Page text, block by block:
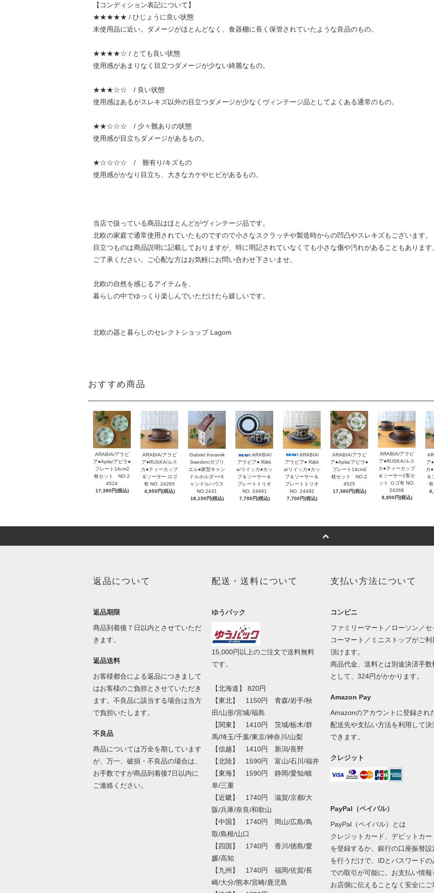
【コンディション表記について】
★★★★★ / ひじょうに良い状態
未使用品に近い。ダメージがほとんどなく、食器棚に長く保管されていたような良品のもの。
★★★★☆ / とても良い状態
使用感があまりなく目立つダメージが少ない綺麗なもの。
★★★☆☆ / 良い状態
使用感はあるがスレキズ以外の目立つダメージが少なくヴィンテージ品としてよくある通常のもの。
★★☆☆☆ / 少々難ありの状態
使用感が目立ちダメージがあるもの。
★☆☆☆☆ / 難有り/キズもの
使用感がかなり目立ち、大きなカケやヒビがあるもの。
当店で扱っている商品はほとんどがヴィンテージ品です。
北欧の家庭で通常使用されていたものですので小さなスクラッチや製造時からの凹凸やスレキズもございます。
目立つものは商品説明に記載しておりますが、特に明記されていなくても小さな傷や汚れがあることもあります
ご了承ください。ご心配な方はお気軽にお問い合わせ下さいませ。
北欧の自然を感じるアイテムを、
暮らしの中でゆっくり楽しんでいただけたら嬉しいです。
北欧の器と暮らしのセレクトショップ Lagom
おすすめ商品
ARABIA/アラビ
ア●Apila/アピラ●
プレート14cm2
枚セット NO.2
4524
17,380円(税込)
ARABIA/アラビ
ア●RUSKA/ルス
カ●ティーカップ
＆ソーサー ロゴ
有 NO. 24265
4,950円(税込)
Gabriel Keramik
Sweden/ガブリ
エル●家型キャン
ドルホルダー/キ
ャンドルハウス
NO.2431
18,150円(税込)
ARABIA/
アラビア● Riikk
a/リイッカ●カッ
プ＆ソーサー＆
プレートトリオ
NO. 24491
7,700円(税込)
ARABIA/
アラビア● Riikk
a/リイッカ●カッ
プ＆ソーサー＆
プレートトリオ
NO. 24492
7,700円(税込)
ARABIA/アラビ
ア●Apila/アピラ●
プレート14cm2
枚セット NO.2
4525
17,380円(税込)
ARABIA/アラビ
ア●RUSKA/ルス
カ●ティーカップ
＆ソーサー2客セ
ット ロゴ有 NO.
24268
8,800円(税込)
ア
カ
＆
返品について
返品期限
商品到着後７日以内とさせていただ
きます。
返品送料
お客様都合による返品につきまして
はお客様のご負担とさせていただき
ます。不良品に該当する場合は当方
で負担いたします。
不良品
商品については万全を期しています
が、万一、破損・不良品の場合は、
お手数ですが商品到着後7日以内に
ご連絡ください。
配送・送料について
ゆうパック
15,000円以上のご注文で送料無料
です。
【北海道】 820円
【東北】 1150円 青森/岩手/秋
田/山形/宮城/福島
【関東】 1410円 茨城/栃木/群
馬/埼玉/千葉/東京/神奈川/山梨
【信越】 1410円 新潟/長野
【北陸】 1590円 富山/石川/福井
【東海】 1590円 静岡/愛知/岐
阜/三重
【近畿】 1740円 滋賀/京都/大
阪/兵庫/奈良/和歌山
【中国】 1740円 岡山/広島/鳥
取/島根/山口
【四国】 1740円 香川/徳島/愛
媛/高知
【九州】 1740円 福岡/佐賀/長
崎/大分/熊本/宮崎/鹿児島
支払い方法について
コンビニ
ファミリーマート／ローソン／セ
コーマート／ミニストップがご利
頂けます。
商品代金、送料とは別途決済手数
として、324円がかかります。
Amazon Pay
Amazonのアカウントに登録され
配送先や支払い方法を利用して決
できます。
クレジット
PayPal（ペイパル）
PayPal（ペイパル）とは
クレジットカード、デビットカー
を登録するか、銀行の口座振替設
を行うだけで、IDとパスワードの
での取引が可能に。お支払い情報
お店側に伝えることなく安全にご